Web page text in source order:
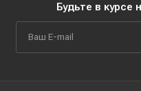
Будьте в курсе